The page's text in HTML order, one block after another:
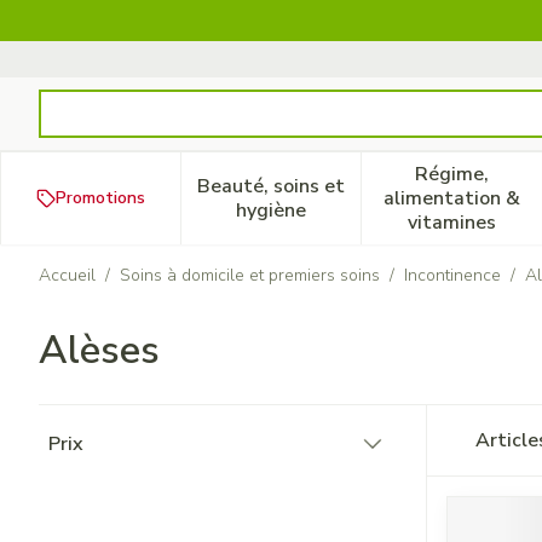
Promotions
Beauté, soins et
hygièneAfficher le sous-menu pour
Régime,
alimentation &
vitamines
Afficher
Accueil / Soins à domicile et premiers soins / Incontinence /
Alèses
Prix